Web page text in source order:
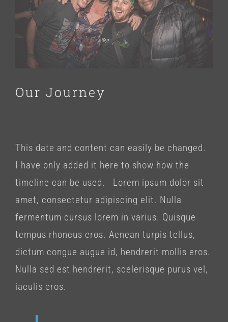
Image
Our Journey
This date and content can easily be changed.
I have only added it here to show how the
timeline can be used. Lorem ipsum dolor sit
amet, consectetur adipiscing elit. Nulla
fermentum cursus lorem in varius. Quisque
tempus rhoncus eros. Aenean turpis tellus,
dictum congue augue id, hendrerit mollis eros.
Nulla sed est hendrerit, scelerisque purus vel,
iaculis eros.